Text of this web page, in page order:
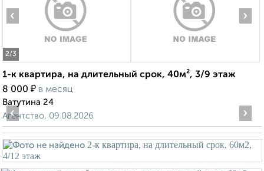
2/3
‹ ›
1-к квартира, на длительный срок, 40м², 3/9 этаж
8 000 ₽ в месяц
Ватутина 24
Агентство, 09.08.2026
‹ ›